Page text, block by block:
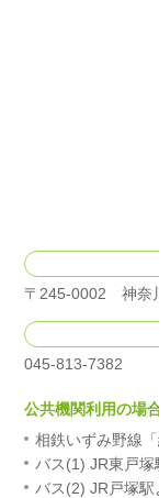
〒245-0002 神奈
045-813-7382
公共機関利用の場
相鉄いずみ野線
バス(1) JR東戸
バス(2) JR戸塚